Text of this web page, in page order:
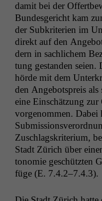
damit bei der
Bun­des­gericht kam
der Sub­kri­te­rien im
direkt auf den
dern in sach­lichem
tung ges­tanden
hörde mit dem
den Ange­bot­spreis als
eine Ein­schätzung
vorgenom­men. Dabei
Zuschlagskri­teri­um,
Stadt Zürich über
tonomie geschützten
füge (E. 7.4.2–7.4.3).